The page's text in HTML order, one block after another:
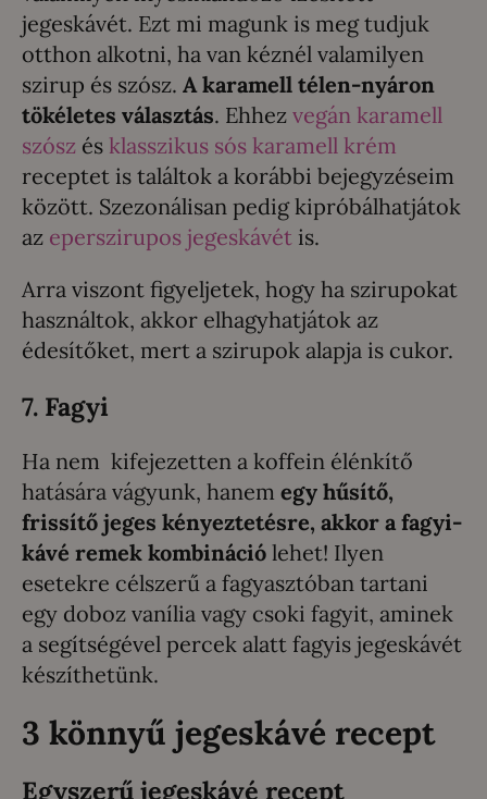
jegeskávét. Ezt mi magunk is meg tudjuk
otthon alkotni, ha van kéznél valamilyen
szirup és szósz. A karamell télen-nyáron
tökéletes választás. Ehhez vegán karamell
szósz és klasszikus sós karamell krém
receptet is találtok a korábbi bejegyzéseim
között. Szezonálisan pedig kipróbálhatjátok
az eperszirupos jegeskávét is.
Arra viszont figyeljetek, hogy ha szirupokat
használtok, akkor elhagyhatjátok az
édesítőket, mert a szirupok alapja is cukor.
7. Fagyi
Ha nem kifejezetten a koffein élénkítő
hatására vágyunk, hanem egy hűsítő,
frissítő jeges kényeztetésre, akkor a fagyi-
kávé remek kombináció lehet! Ilyen
esetekre célszerű a fagyasztóban tartani
egy doboz vanília vagy csoki fagyit, aminek
a segítségével percek alatt fagyis jegeskávét
készíthetünk.
3 könnyű jegeskávé recept
Egyszerű jegeskávé recept